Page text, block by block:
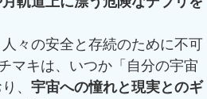
々の安全と存続のために不可
マキは、いつか「自分の宇宙
、 宇宙への憧れと現実とのギ